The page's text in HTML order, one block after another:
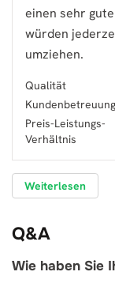
einen sehr
würden
umziehen.
Qualität
Kundenbetreuung
Preis-Leistungs-
Verhältnis
Weiterlesen
Q&A
Wie haben Sie